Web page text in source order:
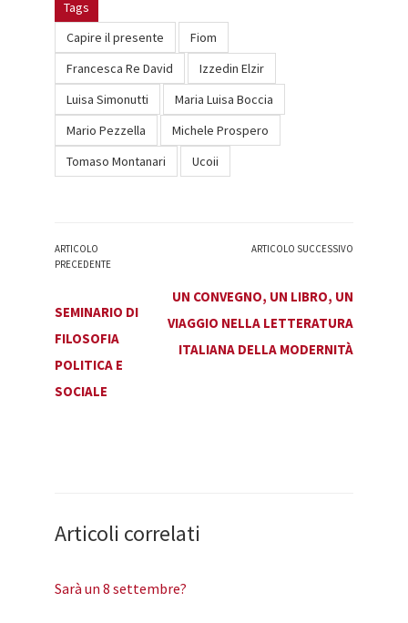
Tags
Capire il presente
Fiom
Francesca Re David
Izzedin Elzir
Luisa Simonutti
Maria Luisa Boccia
Mario Pezzella
Michele Prospero
Tomaso Montanari
Ucoii
ARTICOLO
PRECEDENTE
SEMINARIO DI
FILOSOFIA
POLITICA E
SOCIALE
ARTICOLO SUCCESSIVO
UN CONVEGNO, UN LIBRO, UN
VIAGGIO NELLA LETTERATURA
ITALIANA DELLA MODERNITÀ
Articoli correlati
Sarà un 8 settembre?